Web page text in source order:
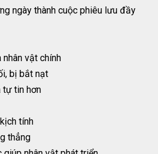
ngày thành cuộc phiêu lưu đầy
nhân vật chính
bị bắt nạt
tự tin hơn
tính
thẳng